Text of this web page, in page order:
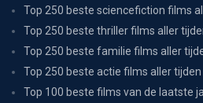
Top 250 beste sciencefiction films
Top 250 beste thriller films aller
Top 250 beste familie films aller
Top 250 beste actie films aller tijden
Top 100 beste films van de laatste